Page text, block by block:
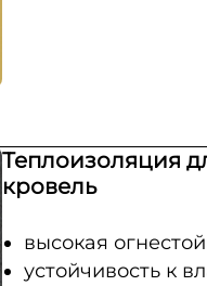
Теплоизоляция
кровель
высокая
устойчивость к